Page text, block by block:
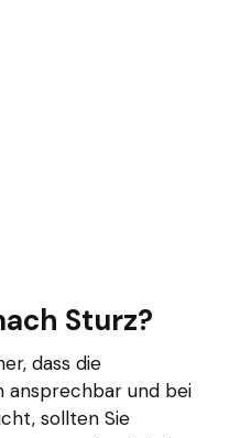
Sturz?
dass die
ansprechbar und bei
sollten Sie